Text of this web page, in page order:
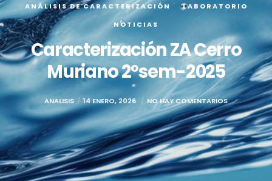
ANÁLISIS DE CARACTERIZACIÓN
LABORATORIO
NOTICIAS
Caracterización ZA Cerro
Muriano 2ºsem-2025
ANALISIS 14 ENERO, 2026 NO HAY COMENTARIOS